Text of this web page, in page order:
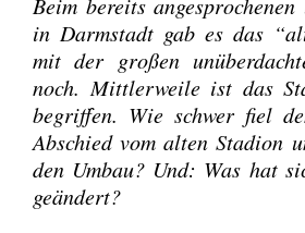
Beim bereits
in Darm­stadt gab es das
mit der gro­ßen
noch. Mitt­ler­wei­le ist das
begrif­fen. Wie schwer fiel
Abschied vom alten Sta­di­on
den Umbau? Und: Was hat
geän­dert?